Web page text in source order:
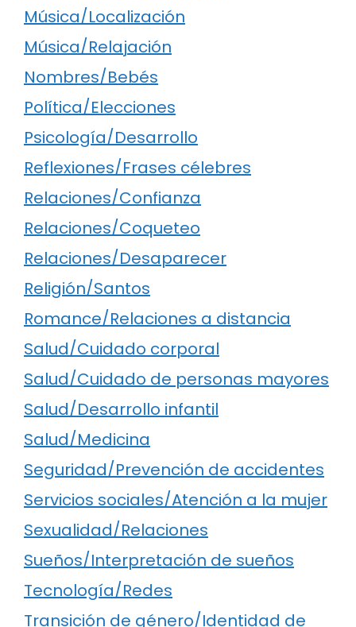
Música/Localización
Música/Relajación
Nombres/Bebés
Política/Elecciones
Psicología/Desarrollo
Reflexiones/Frases célebres
Relaciones/Confianza
Relaciones/Coqueteo
Relaciones/Desaparecer
Religión/Santos
Romance/Relaciones a distancia
Salud/Cuidado corporal
Salud/Cuidado de personas mayores
Salud/Desarrollo infantil
Salud/Medicina
Seguridad/Prevención de accidentes
Servicios sociales/Atención a la mujer
Sexualidad/Relaciones
Sueños/Interpretación de sueños
Tecnología/Redes
Transición de género/Identidad de